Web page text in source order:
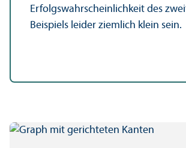
Erfolgswahrscheinlichkeit des
Beispiels leider ziemlich klein sein.